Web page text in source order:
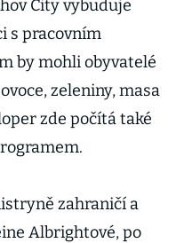
City vybuduje
s pracovním
by mohli obyvatelé
zeleniny, masa
zde počítá také
zahraničí a
Albrightové, po